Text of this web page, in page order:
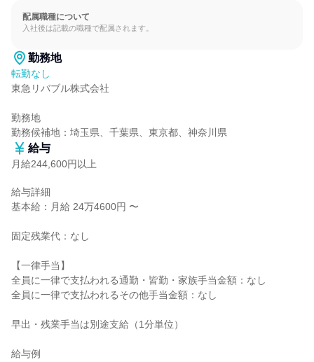
配属職種について
入社後は記載の職種で配属されます。
勤務地
転勤なし
東急リバブル株式会社
勤務地
勤務候補地：埼玉県、千葉県、東京都、神奈川県
給与
月給244,600円以上
給与詳細
基本給：月給 24万4600円 〜
固定残業代：なし
【一律手当】
全員に一律で支払われる通勤・皆勤・家族手当金額：なし
全員に一律で支払われるその他手当金額：なし
早出・残業手当は別途支給（1分単位）
給与例